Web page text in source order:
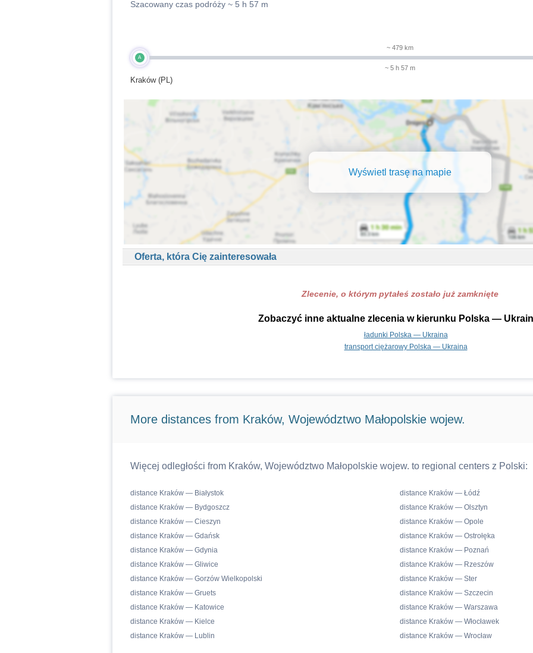
Szacowany czas podróży ~ 5 h 57 m
A
Kraków (PL)
~ 479 km
~ 5 h 57 m
Wyświetl trasę na mapie
Oferta, która Cię zainteresowała
Zlecenie, o którym pytałeś zostało już zamknięte
Zobaczyć inne aktualne zlecenia w kierunku Polska —
ładunki Polska — Ukraina
transport ciężarowy Polska — Ukraina
More distances from Kraków, Województwo Małopolskie wojew.
Więcej odległości from Kraków, Województwo Małopolskie wojew. to regional centers z Polski:
distance Kraków — Białystok
distance Kraków — Bydgoszcz
distance Kraków — Cieszyn
distance Kraków — Gdańsk
distance Kraków — Gdynia
distance Kraków — Gliwice
distance Kraków — Gorzów Wielkopolski
distance Kraków — Gruets
distance Kraków — Katowice
distance Kraków — Kielce
distance Kraków — Lublin
distance Kraków — Łódź
distance Kraków — Olsztyn
distance Kraków — Opole
distance Kraków — Ostrołęka
distance Kraków — Poznań
distance Kraków — Rzeszów
distance Kraków — Ster
distance Kraków — Szczecin
distance Kraków — Warszawa
distance Kraków — Włocławek
distance Kraków — Wrocław